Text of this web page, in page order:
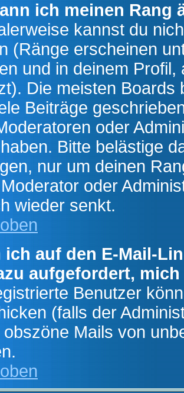
ich meinen Rang
kannst du
(Ränge erscheinen
und in deinem
Die meisten
Beiträge
oder
Bitte belästige
nur um deinen
oder
wieder senkt.
ich auf den E-Mail-
aufgefordert,
Benutzer
(falls der
obszöne Mails von